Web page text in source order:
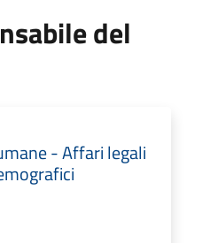
del
- Affari legali